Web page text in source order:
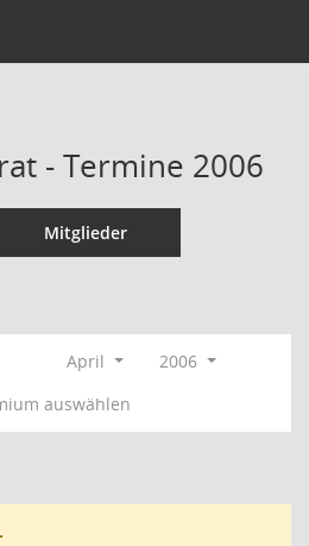
- Termine 2006
Mitglieder
April
2006
auswählen